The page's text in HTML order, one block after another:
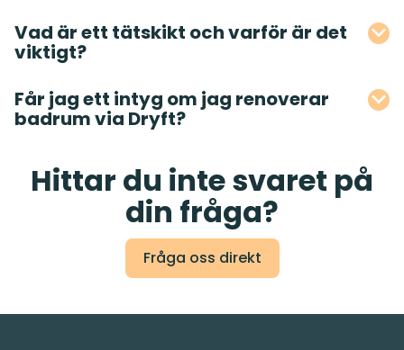
Vad är ett tätskikt och varför är det
viktigt?
Får jag ett intyg om jag renoverar
badrum via Dryft?
Hittar du inte svaret på
din fråga?
Fråga oss direkt